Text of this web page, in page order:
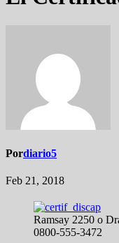
Pordiario5
Feb 21, 2018
Ramsay 2250 o
0800-555-3472